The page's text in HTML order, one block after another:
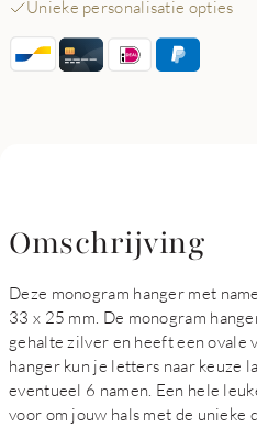
Unieke personalisatie opties
Omschrijving
Deze monogram hanger met
33 x 25 mm. De monogram
gehalte zilver en heeft een ovale
hanger kun je letters naar keuze
eventueel 6 namen. Een hele
voor om jouw hals met de